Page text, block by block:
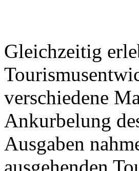
Gleichzeitig
verschiedene
Ankurbelung
Ausgaben
ausgehenden